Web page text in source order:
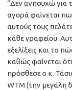
“Δεν ανησυχώ για
αγορά φαίνεται
αυτούς τους
κάθε γραφείου.
εξελίξεις και το
καθώς φαίνεται
πρόσθεσε ο κ.
WTM (την μεγάλη